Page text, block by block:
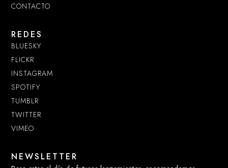
CONTACTO
REDES
BLUESKY
FLICKR
INSTAGRAM
SPOTIFY
TUMBLR
TWITTER
VIMEO
NEWSLETTER